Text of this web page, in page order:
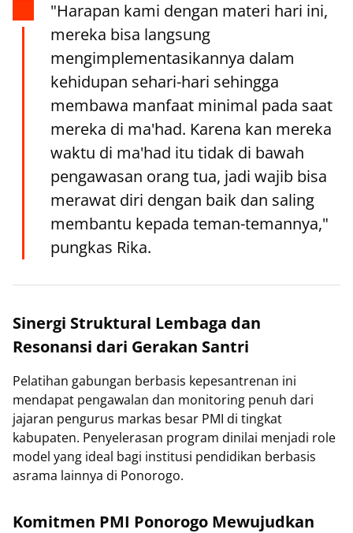
"Harapan kami dengan materi hari ini,
mereka bisa langsung
mengimplementasikannya dalam
kehidupan sehari-hari sehingga
membawa manfaat minimal pada saat
mereka di ma'had. Karena kan mereka
waktu di ma'had itu tidak di bawah
pengawasan orang tua, jadi wajib bisa
merawat diri dengan baik dan saling
membantu kepada teman-temannya,"
pungkas Rika.
Sinergi Struktural Lembaga dan
Resonansi dari Gerakan Santri
Pelatihan gabungan berbasis kepesantrenan ini
mendapat pengawalan dan monitoring penuh dari
jajaran pengurus markas besar PMI di tingkat
kabupaten. Penyelerasan program dinilai menjadi role
model yang ideal bagi institusi pendidikan berbasis
asrama lainnya di Ponorogo.
Komitmen PMI Ponorogo Mewujudkan